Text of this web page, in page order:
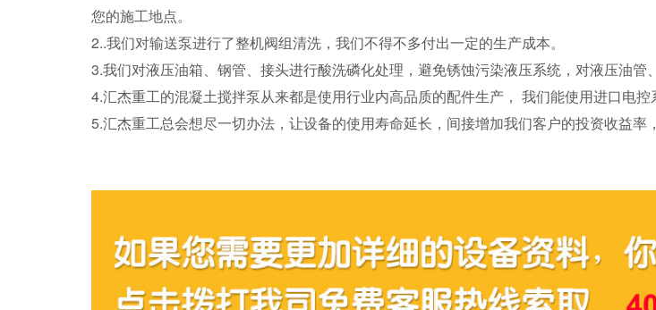
您的施工地点。
2..我们对输送泵进行了整机阀组清洗，我们不得不多付出一定的生产成本。
3.我们对液压油箱、钢管、接头进行酸洗磷化处理，避免锈蚀污染液压系统，对液压油管
4.汇杰重工的混凝土搅拌泵从来都是使用行业内高品质的配件生产， 我们能使用进口电控
5.汇杰重工总会想尽一切办法，让设备的使用寿命延长，间接增加我们客户的投资收益率